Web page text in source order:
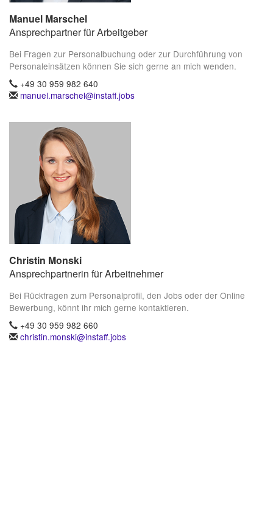
Manuel Marschel
Ansprechpartner für Arbeitgeber
Bei Fragen zur Personalbuchung oder zur Durchführung von
Personaleinsätzen können Sie sich gerne an mich wenden.
+49 30 959 982 640
manuel.marschel@instaff.jobs
Christin Monski
Ansprechpartnerin für Arbeitnehmer
Bei Rückfragen zum Personalprofil, den Jobs oder der Online
Bewerbung, könnt ihr mich gerne kontaktieren.
+49 30 959 982 660
christin.monski@instaff.jobs